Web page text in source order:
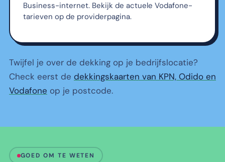
Business-internet. Bekijk de actuele Vodafone-
tarieven op de providerpagina.
Twijfel je over de dekking op je bedrijfslocatie?
Check eerst de dekkingskaarten van KPN, Odido en
Vodafone op je postcode.
GOED OM TE WETEN